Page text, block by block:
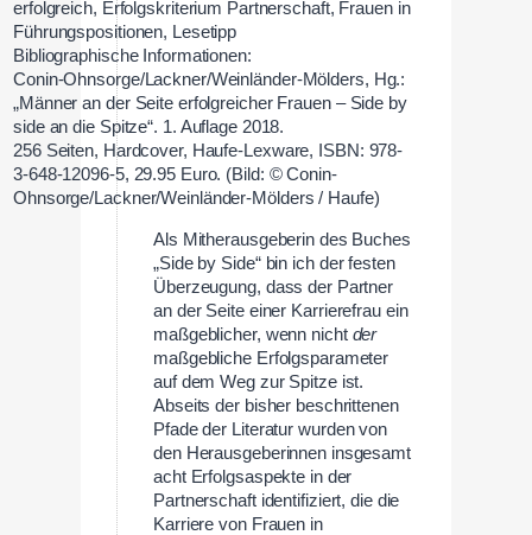
Bibliographische Informationen:
Conin-Ohnsorge/Lackner/Weinländer-Mölders, Hg.:
„Männer an der Seite erfolgreicher Frauen – Side by
side an die Spitze“. 1. Auflage 2018.
256 Seiten, Hardcover, Haufe-Lexware, ISBN: 978-
3-648-12096-5, 29.95 Euro. (Bild: © Conin-
Ohnsorge/Lackner/Weinländer-Mölders / Haufe)
Als Mitherausgeberin des Buches
„Side by Side“ bin ich der festen
Überzeugung, dass der Partner
an der Seite einer Karrierefrau ein
maßgeblicher, wenn nicht der
maßgebliche Erfolgsparameter
auf dem Weg zur Spitze ist.
Abseits der bisher beschrittenen
Pfade der Literatur wurden von
den Herausgeberinnen insgesamt
acht Erfolgsaspekte in der
Partnerschaft identifiziert, die die
Karriere von Frauen in